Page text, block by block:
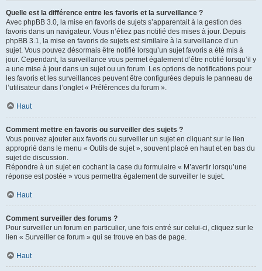
Quelle est la différence entre les favoris et la surveillance ?
Avec phpBB 3.0, la mise en favoris de sujets s’apparentait à la gestion des
favoris dans un navigateur. Vous n’étiez pas notifié des mises à jour. Depuis
phpBB 3.1, la mise en favoris de sujets est similaire à la surveillance d’un
sujet. Vous pouvez désormais être notifié lorsqu’un sujet favoris a été mis à
jour. Cependant, la surveillance vous permet également d’être notifié lorsqu’il y
a une mise à jour dans un sujet ou un forum. Les options de notifications pour
les favoris et les surveillances peuvent être configurées depuis le panneau de
l’utilisateur dans l’onglet « Préférences du forum ».
Haut
Comment mettre en favoris ou surveiller des sujets ?
Vous pouvez ajouter aux favoris ou surveiller un sujet en cliquant sur le lien
approprié dans le menu « Outils de sujet », souvent placé en haut et en bas du
sujet de discussion.
Répondre à un sujet en cochant la case du formulaire « M’avertir lorsqu’une
réponse est postée » vous permettra également de surveiller le sujet.
Haut
Comment surveiller des forums ?
Pour surveiller un forum en particulier, une fois entré sur celui-ci, cliquez sur le
lien « Surveiller ce forum » qui se trouve en bas de page.
Haut